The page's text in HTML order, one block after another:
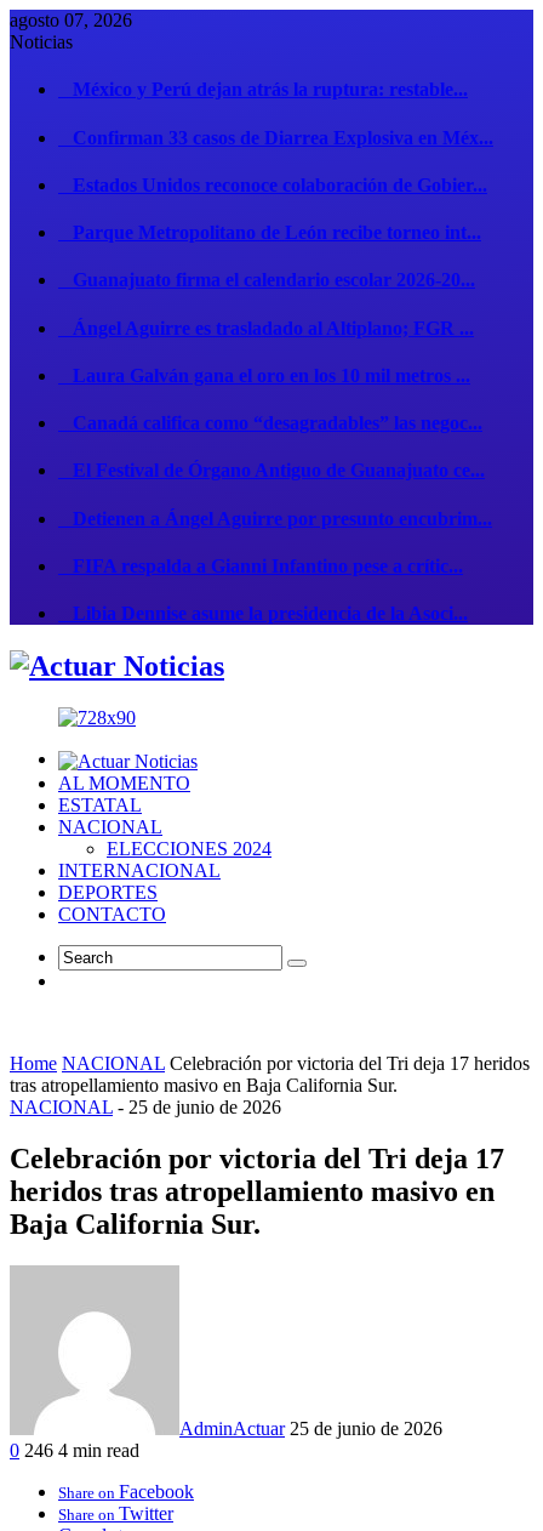
agosto 07, 2026
Noticias
México y Perú dejan atrás la ruptura: restable...
Confirman 33 casos de Diarrea Explosiva en Méx...
Estados Unidos reconoce colaboración de Gobier...
Parque Metropolitano de León recibe torneo int...
Guanajuato firma el calendario escolar 2026-20...
Ángel Aguirre es trasladado al Altiplano; FGR ...
Laura Galván gana el oro en los 10 mil metros ...
Canadá califica como “desagradables” las negoc...
El Festival de Órgano Antiguo de Guanajuato ce...
Detienen a Ángel Aguirre por presunto encubrim...
FIFA respalda a Gianni Infantino pese a crític...
Libia Dennise asume la presidencia de la Asoci...
AL MOMENTO
ESTATAL
NACIONAL
ELECCIONES 2024
INTERNACIONAL
DEPORTES
CONTACTO
Home NACIONAL Celebración por victoria del Tri deja 17 heridos
tras atropellamiento masivo en Baja California Sur.
NACIONAL - 25 de junio de 2026
Celebración por victoria del Tri deja 17
heridos tras atropellamiento masivo en
Baja California Sur.
AdminActuar 25 de junio de 2026
0 246 4 min read
Share on Facebook
Share on Twitter